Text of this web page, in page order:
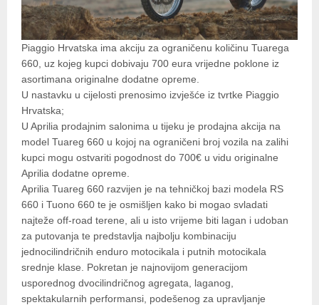
Piaggio Hrvatska ima akciju za ograničenu količinu Tuarega
660, uz kojeg kupci dobivaju 700 eura vrijedne poklone iz
asortimana originalne dodatne opreme.
U nastavku u cijelosti prenosimo izvješće iz tvrtke Piaggio
Hrvatska;
U Aprilia prodajnim salonima u tijeku je prodajna akcija na
model Tuareg 660 u kojoj na ograničeni broj vozila na zalihi
kupci mogu ostvariti pogodnost do 700€ u vidu originalne
Aprilia dodatne opreme.
Aprilia Tuareg 660 razvijen je na tehničkoj bazi modela RS
660 i Tuono 660 te je osmišljen kako bi mogao svladati
najteže off-road terene, ali u isto vrijeme biti lagan i udoban
za putovanja te predstavlja najbolju kombinaciju
jednocilindričnih enduro motocikala i putnih motocikala
srednje klase. Pokretan je najnovijom generacijom
usporednog dvocilindričnog agregata, laganog,
spektakularnih performansi, podešenog za upravljanje